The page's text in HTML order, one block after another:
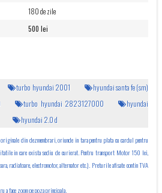
180 de zile
500 lei
turbo hyundai 2001
hyundai santa fe (sm)
turbo hyundai 2823127000
hyundai
hyundai 2.0 d
din dezmembrari, oriunde in tara pentru plata cu cardul pentru
in care exista sediu de curierat. Pentru transport Motor 150 lei,
radiatoare, electromotor, alternator etc.). Preturile afisate contin TVA
face zoom pe poza principala.